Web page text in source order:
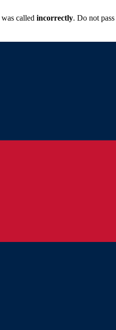
called incorrectly. Do not pass